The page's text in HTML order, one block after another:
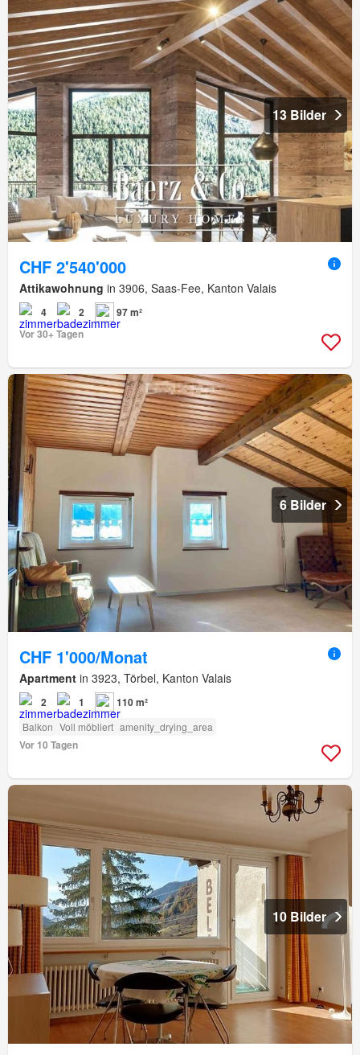
13 Bilder
CHF 2'540'000
Attikawohnung in 3906, Saas-Fee, Kanton Valais
4 2
97 m²
Vor 30+ Tagen
6 Bilder
CHF 1'000/Monat
Apartment in 3923, Törbel, Kanton Valais
2 1 110 m²
Balkon Voll möbliert amenity_drying_area
Vor 10 Tagen
10 Bilder